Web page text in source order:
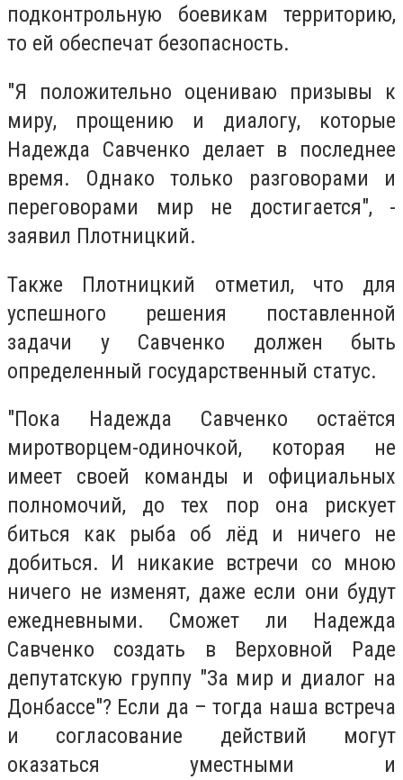
подконтрольную боевикам территорию,
то ей обеспечат безопасность.
"Я положительно оцениваю призывы к
миру, прощению и диалогу, которые
Надежда Савченко делает в последнее
время. Однако только разговорами и
переговорами мир не достигается", -
заявил Плотницкий.
Также Плотницкий отметил, что для
успешного решения поставленной
задачи у Савченко должен быть
определенный государственный статус.
"Пока Надежда Савченко остаётся
миротворцем-одиночкой, которая не
имеет своей команды и официальных
полномочий, до тех пор она рискует
биться как рыба об лёд и ничего не
добиться. И никакие встречи со мною
ничего не изменят, даже если они будут
ежедневными. Сможет ли Надежда
Савченко создать в Верховной Раде
депутатскую группу "За мир и диалог на
Донбассе"? Если да – тогда наша встреча
и согласование действий могут
оказаться уместными и